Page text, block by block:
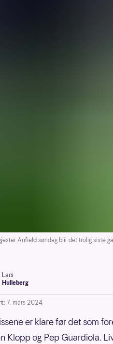
Anfield søndag blir det trolig siste
Lars
Hulleberg
7. mars 2024
er klare før det som
Klopp og Pep Guardiola.